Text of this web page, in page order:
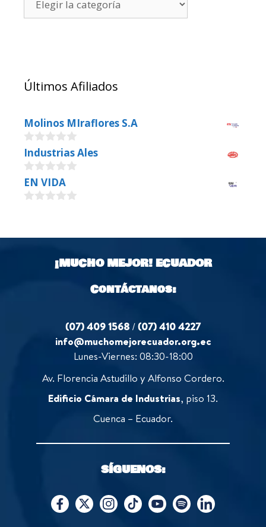
Últimos Afiliados
Molinos MIraflores S.A
0
o
u
t
o
f
Industrias Ales
0
o
u
5
EN VIDA
t
¡MUCHO MEJOR!ECUADOR
Contáctanos:
(07) 409 1568 /(07) 410 4227
info@muchomejorecuador.org.ec
Lunes-Viernes: 08:30-18:00
Av. Florencia Astudillo y Alfonso Cordero.
Edificio Cámara de Industrias, piso 13.
Cuenca – Ecuador.
SÍGUENOS: